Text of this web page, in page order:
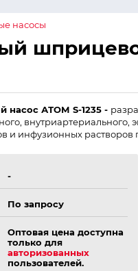
насосы
насос АТОМ S-1235 -
внутриартериального,
и инфузионных растворов
-
По запросу
Оптовая цена доступна
только для
авторизованных
пользователей.